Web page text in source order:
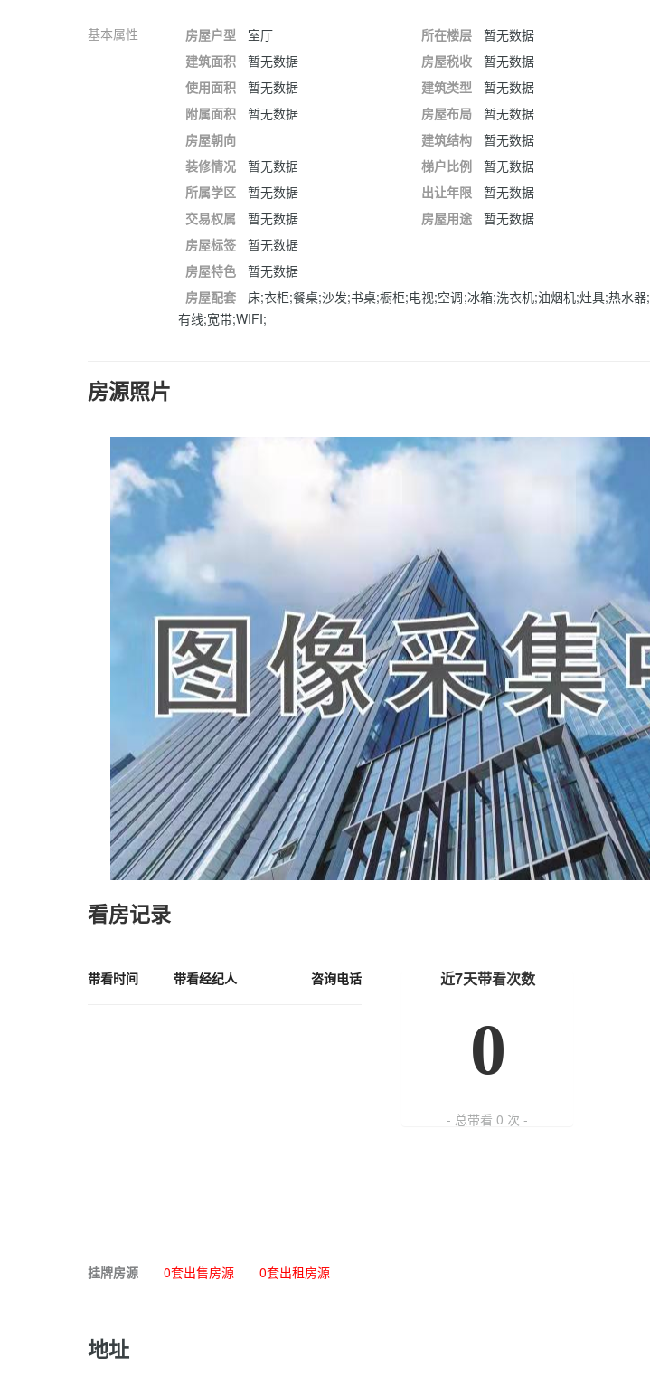
基本属性 房屋户型 室厅 所在楼层
暂无数据
建筑面积
暂无数据 房屋税收
暂无数据
使用面积
暂无数据 建筑类型
暂无数据
附属面积
暂无数据 房屋布局
暂无数据
房屋朝向
建筑结构
暂无数据
装修情况
暂无数据 梯户比例
暂无数据
所属学区
暂无数据 出让年限
暂无数据
交易权属
暂无数据 房屋用途
暂无数据
房屋标签
暂无数据
房屋特色
暂无数据
房屋配套
床;衣柜;餐桌;沙发;书桌;橱柜;电视;空调;冰箱;洗衣机;油烟机;灶具;热水器;
有线;宽带;WIFI;
房源照片
看房记录
带看时间 带看经纪人 咨询电话 近7天带看次数
0
- 总带看 0 次 -
挂牌房源 0套出售房源 0套出租房源
地址